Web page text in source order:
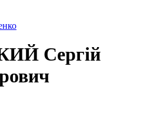
Сергій